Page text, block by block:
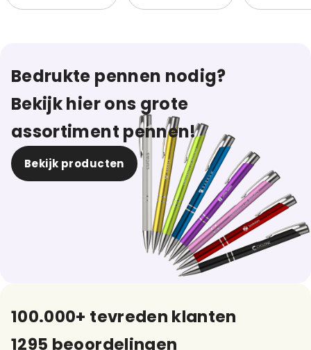
Bedrukte pennen nodig?
Bekijk hier ons grote
assortiment pennen!
Bekijk producten
100.000+ tevreden klanten
1295 beoordelingen